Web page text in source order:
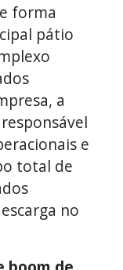
forma
pátio
a
e
total de
no